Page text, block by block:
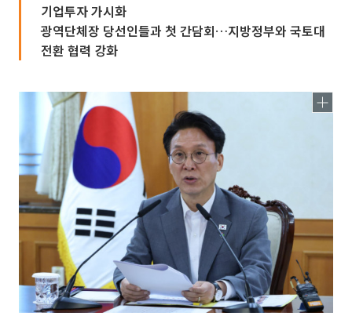
기업투자 가시화
광역단체장 당선인들과 첫 간담회…지방정부와 국토대
전환 협력 강화